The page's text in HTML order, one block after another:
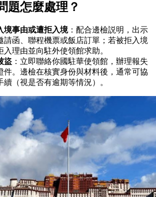
題怎麼處理？
境事由或遭拒入境：配合邊檢説明，出示
請函、聯程機票或飯店訂單；若被拒入境
入理由並向駐外使領館求助。
盜 ：立即聯絡你國駐華使領館，辦理報失
件。邊檢在核實身份與材料後，通常可協
續（視是否有逾期等情況）。